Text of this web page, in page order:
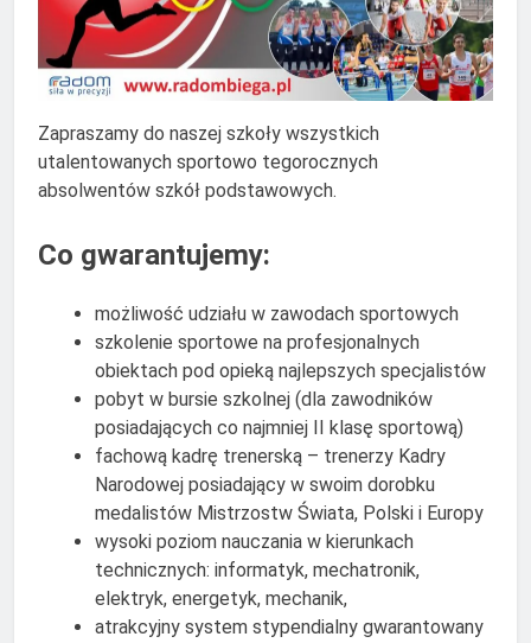
Zapraszamy do naszej szkoły wszystkich
utalentowanych sportowo tegorocznych
absolwentów szkół podstawowych.
Co gwarantujemy:
możliwość udziału w zawodach sportowych
szkolenie sportowe na profesjonalnych
obiektach pod opieką najlepszych specjalistów
pobyt w bursie szkolnej (dla zawodników
posiadających co najmniej II klasę sportową)
fachową kadrę trenerską – trenerzy Kadry
Narodowej posiadający w swoim dorobku
medalistów Mistrzostw Świata, Polski i Europy
wysoki poziom nauczania w kierunkach
technicznych: informatyk, mechatronik,
elektryk, energetyk, mechanik,
atrakcyjny system stypendialny gwarantowany